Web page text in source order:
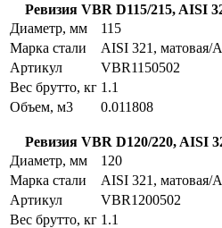
Ревизия VBR D115/215, AISI
Диаметр, мм
115
Марка стали
AISI 321, матовая/
Артикул
VBR1150502
Вес брутто, кг 1.1
Объем, м3
0.011808
Ревизия VBR D120/220, AISI
Диаметр, мм
120
Марка стали
AISI 321, матовая/
Артикул
VBR1200502
Вес брутто, кг 1.1